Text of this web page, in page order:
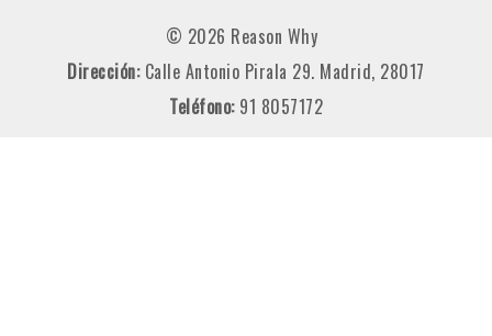
© 2026 Reason Why
Dirección: Calle Antonio Pirala 29. Madrid, 28017
Teléfono: 91 8057172